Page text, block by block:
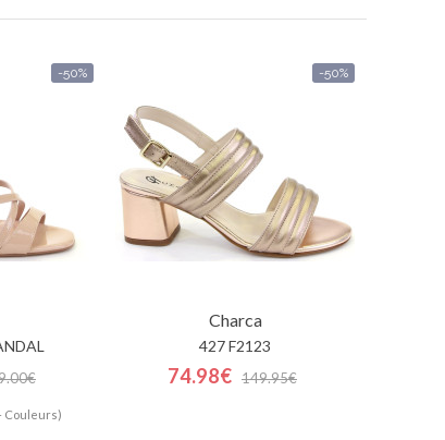
-50%
Couleurs)
-50%
Charca
427 F2123
74.98€ 149.95€